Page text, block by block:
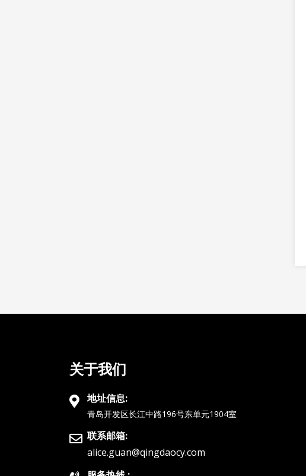
关于我们
地址信息:
青岛开发区长江中路196号东单元1904室
联系邮箱:
alice.guan@qingdaocy.com